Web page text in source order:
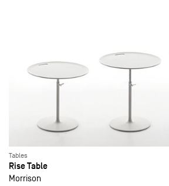
Tables
Rise Table
Morrison